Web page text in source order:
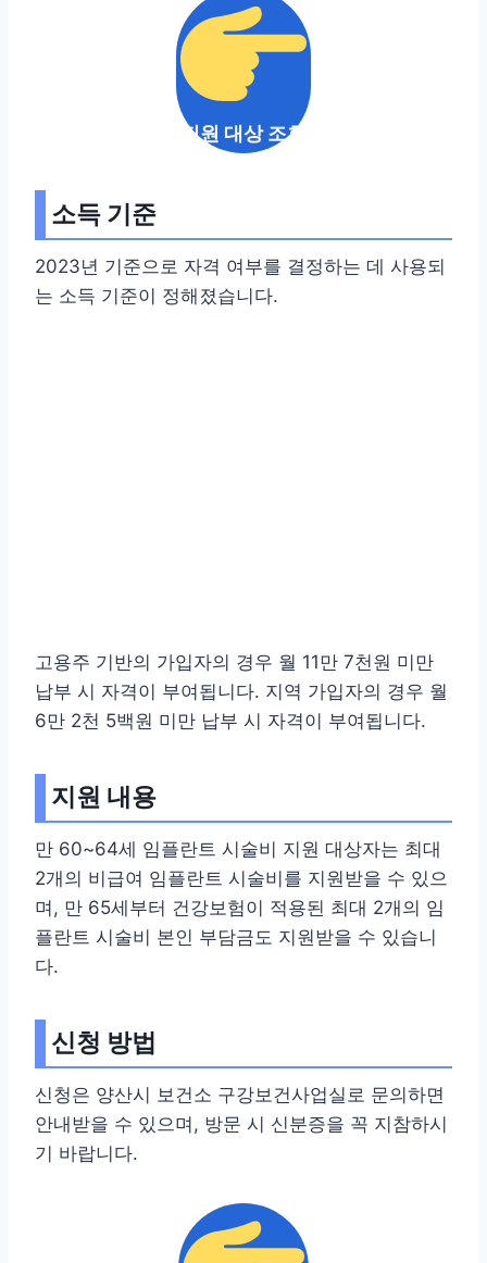
지원 대상 조회
소득 기준
2023년 기준으로 자격 여부를 결정하는 데 사용되
는 소득 기준이 정해졌습니다.
고용주 기반의 가입자의 경우 월 11만 7천원 미만
납부 시 자격이 부여됩니다. 지역 가입자의 경우 월
6만 2천 5백원 미만 납부 시 자격이 부여됩니다.
지원 내용
만 60~64세 임플란트 시술비 지원 대상자는 최대
2개의 비급여 임플란트 시술비를 지원받을 수 있으
며, 만 65세부터 건강보험이 적용된 최대 2개의 임
플란트 시술비 본인 부담금도 지원받을 수 있습니
다.
신청 방법
신청은 양산시 보건소 구강보건사업실로 문의하면
안내받을 수 있으며, 방문 시 신분증을 꼭 지참하시
기 바랍니다.